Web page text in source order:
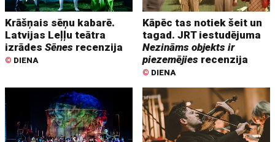
Krāšņais sēņu kabarē.
Latvijas Leļļu teātra
izrādesSēnes recenzija
© DIENA
Kāpēc tas notiek šeit un
tagad. JRT iestudējuma
Nezināms objekts ir
piezemējies recenzija
© DIENA